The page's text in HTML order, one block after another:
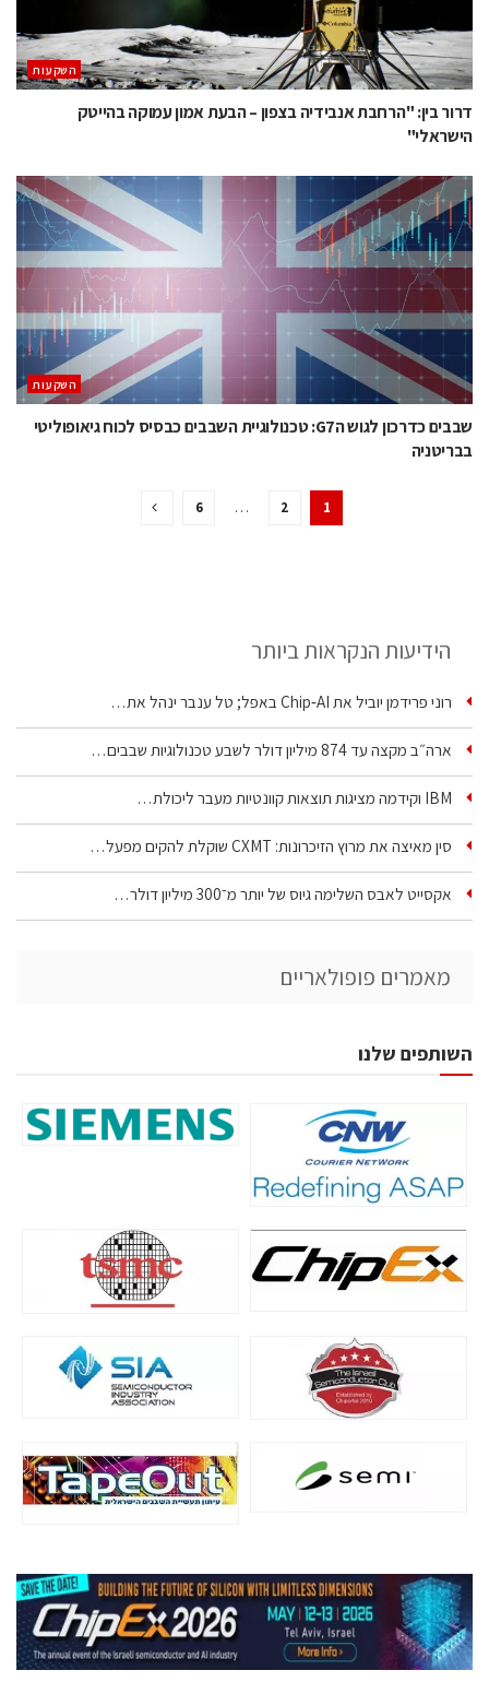
השקעות
דרור בין: "הרחבת אנבידיה בצפון – הבעת אמון עמוקה בהייטק
הישראלי"
השקעות
שבבים כדרכון לגוש הG7: טכנולוגיית השבבים כבסיס לכוח גיאופוליטי
בבריטניה
1
2
…
6
הידיעות הנקראות ביותר
רוני פרידמן יוביל את Chip‑AI באפל; טל ענבר ינהל את…
ארה״ב מקצה עד 874 מיליון דולר לשבע טכנולוגיות שבבים…
IBM וקידמה מציגות תוצאות קוונטיות מעבר ליכולת…
סין מאיצה את מרוץ הזיכרונות: CXMT שוקלת להקים מפעל…
אקסייט לאבס השלימה גיוס של יותר מ־300 מיליון דולר…
מאמרים פופולאריים
השותפים שלנו